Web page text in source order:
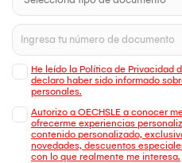
He leído la Política de Privacidad
declaro haber sido informado
personales.
Autorizo a OECHSLE a conocer
ofrecerme experiencias
contenido personalizado,
novedades, descuentos
con lo que realmente me interesa.